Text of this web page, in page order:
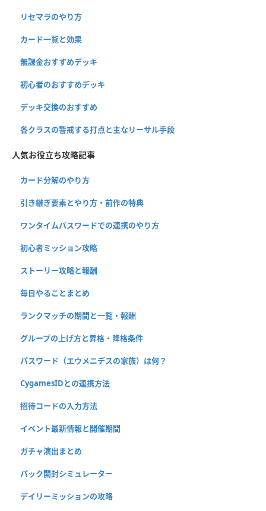
リセマラのやり方
カード一覧と効果
無課金おすすめデッキ
初心者のおすすめデッキ
デッキ交換のおすすめ
各クラスの警戒する打点と主なリーサル手段
人気お役立ち攻略記事
カード分解のやり方
引き継ぎ要素とやり方・前作の特典
ワンタイムパスワードでの連携のやり方
初心者ミッション攻略
ストーリー攻略と報酬
毎日やることまとめ
ランクマッチの期間と一覧・報酬
グループの上げ方と昇格・降格条件
パスワード（エウメニデスの家族）は何？
CygamesIDとの連携方法
招待コードの入力方法
イベント最新情報と開催期間
ガチャ演出まとめ
パック開封シミュレーター
デイリーミッションの攻略